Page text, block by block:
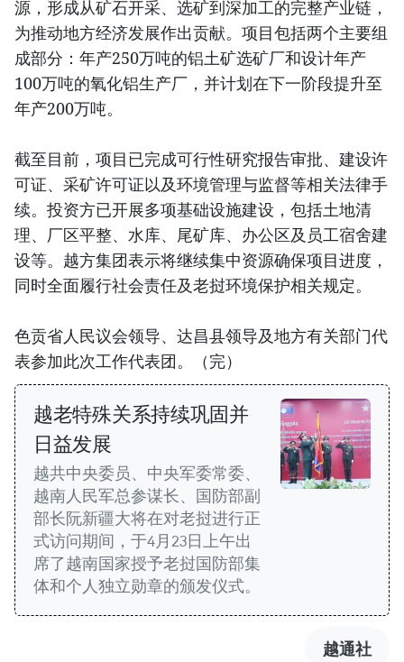
源，形成从矿石开采、选矿到深加工的完整产业链，
为推动地方经济发展作出贡献。项目包括两个主要组
成部分：年产250万吨的铝土矿选矿厂和设计年产
100万吨的氧化铝生产厂，并计划在下一阶段提升至
年产200万吨。
截至目前，项目已完成可行性研究报告审批、建设许
可证、采矿许可证以及环境管理与监督等相关法律手
续。投资方已开展多项基础设施建设，包括土地清
理、厂区平整、水库、尾矿库、办公区及员工宿舍建
设等。越方集团表示将继续集中资源确保项目进度，
同时全面履行社会责任及老挝环境保护相关规定。
色贡省人民议会领导、达昌县领导及地方有关部门代
表参加此次工作代表团。（完）
越老特殊关系持续巩固并
日益发展
越共中央委员、中央军委常委、
越南人民军总参谋长、国防部副
部长阮新疆大将在对老挝进行正
式访问期间，于4月23日上午出
席了越南国家授予老挝国防部集
体和个人独立勋章的颁发仪式。
越通社